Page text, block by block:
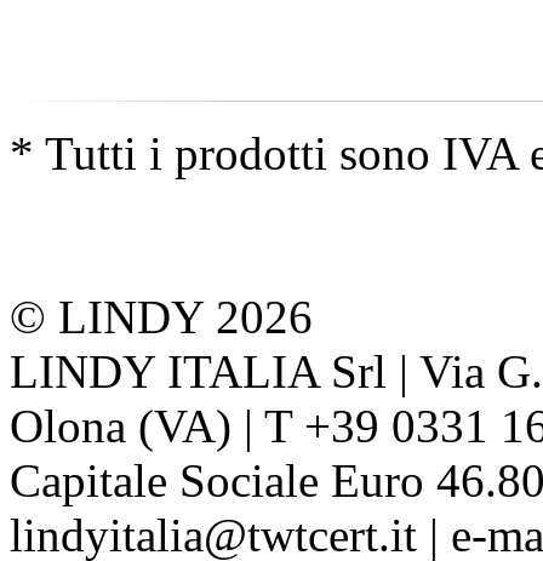
* Tutti i prodotti sono IVA
© LINDY 2026
LINDY ITALIA Srl | Via
Olona (VA) | T +39 0331
Capitale Sociale Euro
lindyitalia@twtcert.it | e-